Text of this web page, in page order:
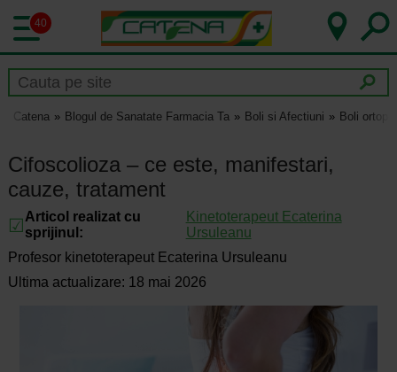
40
Catena Blogul de Sanatate Farmacia Ta Boli si Afectiuni Boli
Cifoscolioza – ce este, manifestari,
cauze, tratament
Articol realizat cu
sprijinul:
Kinetoterapeut Ecaterina
Ursuleanu
Profesor kinetoterapeut Ecaterina Ursuleanu
Ultima actualizare: 18 mai 2026